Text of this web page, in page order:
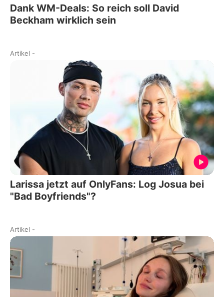
Dank WM-Deals: So reich soll David
Beckham wirklich sein
Artikel -
Larissa jetzt auf OnlyFans: Log Josua bei
"Bad Boyfriends"?
Artikel -